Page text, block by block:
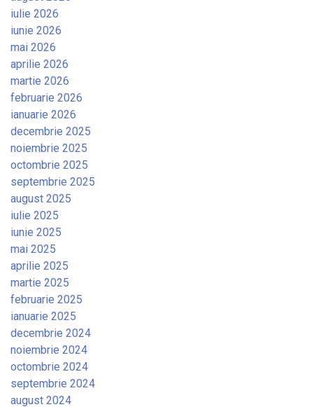
iulie 2026
iunie 2026
mai 2026
aprilie 2026
martie 2026
februarie 2026
ianuarie 2026
decembrie 2025
noiembrie 2025
octombrie 2025
septembrie 2025
august 2025
iulie 2025
iunie 2025
mai 2025
aprilie 2025
martie 2025
februarie 2025
ianuarie 2025
decembrie 2024
noiembrie 2024
octombrie 2024
septembrie 2024
august 2024